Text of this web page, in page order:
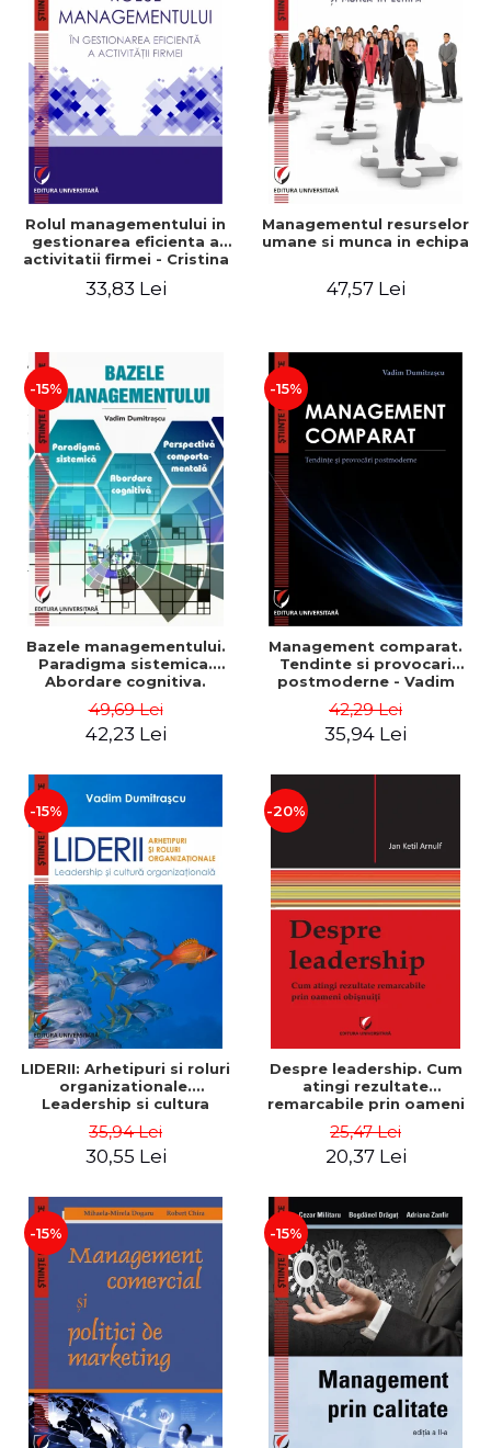
Rolul managementului in
gestionarea eficienta a
activitatii firmei - Cristina
Gabriel Nastase, Mihaela-
33,83 Lei
Managementul resurselor
umane si munca in echipa
47,57 Lei
-15%
Bazele managementului.
Paradigma sistemica.
Abordare cognitiva.
comportamentala - Vadim
Dumitrascu
49,69 Lei
42,23 Lei
-15%
Management comparat.
Tendinte si provocari
postmoderne - Vadim
42,29 Lei
35,94 Lei
-15%
LIDERII: Arhetipuri si roluri
organizationale.
Leadership si cultura
Dumitrascu
35,94 Lei
30,55 Lei
-20%
Despre leadership. Cum
atingi rezultate
remarcabile prin oameni
25,47 Lei
20,37 Lei
-15% -15%